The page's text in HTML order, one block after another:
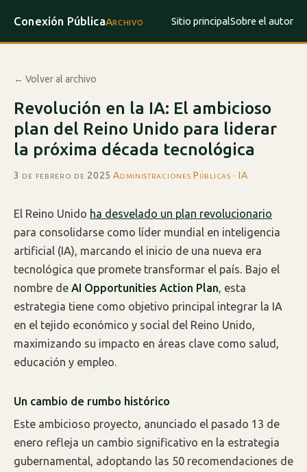
Conexión PúblicaArchivo Sitio principalSobre el autor
← Volver al archivo
Revolución en la IA: El ambicioso
plan del Reino Unido para liderar
la próxima década tecnológica
3 de febrero de 2025·Administraciones Públicas · IA
El Reino Unido ha desvelado un plan revolucionario
para consolidarse como líder mundial en inteligencia
artificial (IA), marcando el inicio de una nueva era
tecnológica que promete transformar el país. Bajo el
nombre de AI Opportunities Action Plan, esta
estrategia tiene como objetivo principal integrar la IA
en el tejido económico y social del Reino Unido,
maximizando su impacto en áreas clave como salud,
educación y empleo.
Un cambio de rumbo histórico
Este ambicioso proyecto, anunciado el pasado 13 de
enero refleja un cambio significativo en la estrategia
gubernamental, adoptando las 50 recomendaciones de